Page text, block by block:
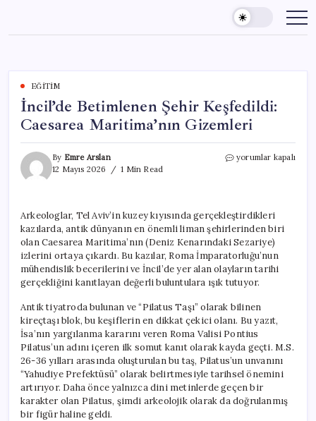
content
EĞITIM
İncil’de Betimlenen Şehir Keşfedildi:
Caesarea Maritima’nın Gizemleri
By Emre Arslan
12 Mayıs 2026
1 Min Read
İncil’de
Maritima’nın
Gizemleri
için
yorumlar kapalı
Arkeologlar, Tel Aviv’in kuzey kıyısında gerçekleştirdikleri
kazılarda, antik dünyanın en önemli liman şehirlerinden biri
olan Caesarea Maritima’nın (Deniz Kenarındaki Sezariye)
izlerini ortaya çıkardı. Bu kazılar, Roma İmparatorluğu’nun
mühendislik becerilerini ve İncil’de yer alan olayların tarihi
gerçekliğini kanıtlayan değerli buluntulara ışık tutuyor.
Antik tiyatroda bulunan ve “Pilatus Taşı” olarak bilinen
kireçtaşı blok, bu keşiflerin en dikkat çekici olanı. Bu yazıt,
İsa’nın yargılanma kararını veren Roma Valisi Pontius
Pilatus’un adını içeren ilk somut kanıt olarak kayda geçti. M.S.
26-36 yılları arasında oluşturulan bu taş, Pilatus’un unvanını
“Yahudiye Prefektüsü” olarak belirtmesiyle tarihsel önemini
artırıyor. Daha önce yalnızca dini metinlerde geçen bir
karakter olan Pilatus, şimdi arkeolojik olarak da doğrulanmış
bir figür haline geldi.